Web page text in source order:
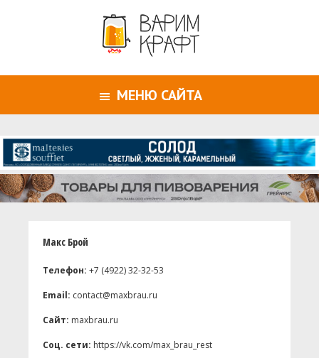
МЕНЮ САЙТА
Макс Брой
Телефон: +7 (4922) 32-32-53
Email: contact@maxbrau.ru
Сайт: maxbrau.ru
Соц. сети: https://vk.com/max_brau_rest